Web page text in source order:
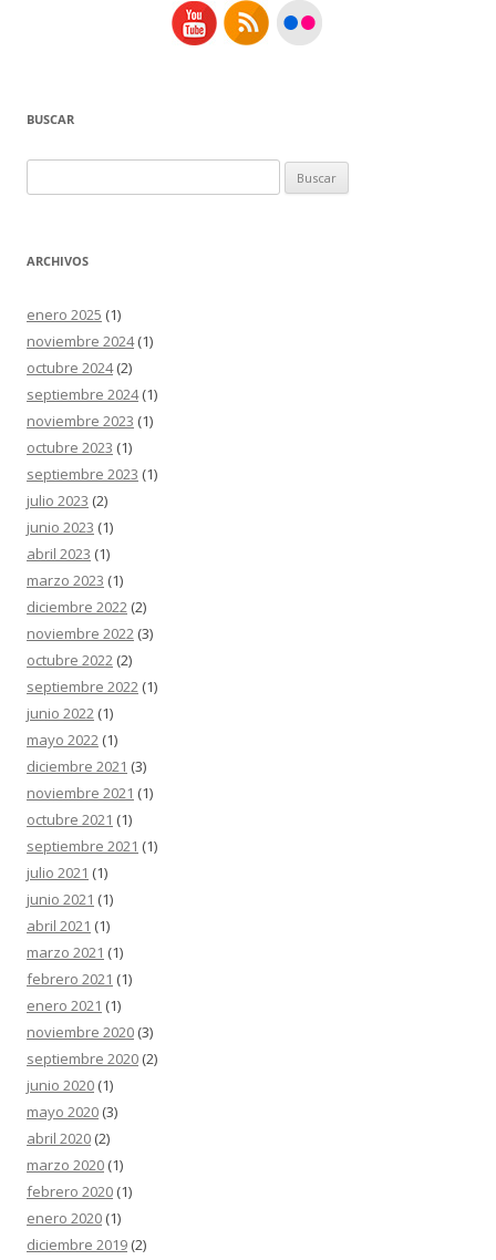
BUSCAR
ARCHIVOS
enero 2025 (1)
noviembre 2024(1)
octubre 2024(2)
septiembre 2024(1)
noviembre 2023 (1)
octubre 2023 (1)
septiembre 2023 (1)
julio 2023 (2)
junio 2023 (1)
abril 2023 (1)
marzo 2023 (1)
diciembre 2022 (2)
noviembre 2022 (3)
octubre 2022 (2)
septiembre 2022 (1)
junio 2022 (1)
mayo 2022 (1)
diciembre 2021 (3)
noviembre 2021 (1)
octubre 2021 (1)
septiembre 2021 (1)
julio 2021 (1)
junio 2021 (1)
abril 2021 (1)
marzo 2021 (1)
febrero 2021 (1)
enero 2021 (1)
noviembre 2020 (3)
septiembre 2020 (2)
junio 2020 (1)
mayo 2020 (3)
abril 2020 (2)
marzo 2020 (1)
febrero 2020 (1)
enero 2020 (1)
diciembre 2019 (2)